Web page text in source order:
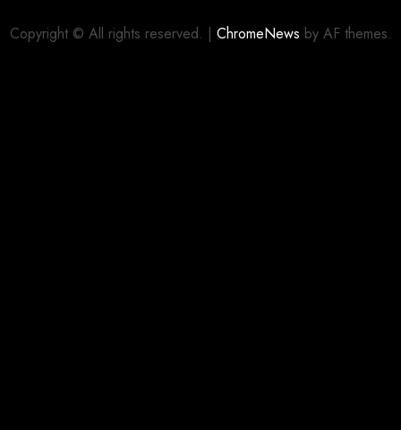
Copyright © All rights reserved. | ChromeNews by AF themes.